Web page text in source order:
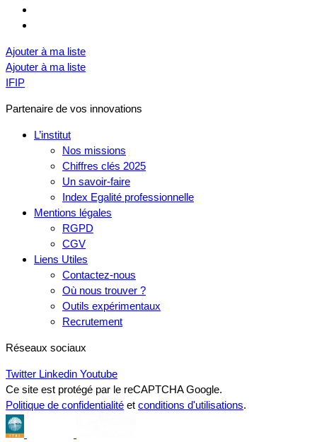
Ajouter à ma liste
Ajouter à ma liste
IFIP
Partenaire de vos innovations
L’institut
Nos missions
Chiffres clés 2025
Un savoir-faire
Index Egalité professionnelle
Mentions légales
RGPD
CGV
Liens Utiles
Contactez-nous
Où nous trouver ?
Outils expérimentaux
Recrutement
Réseaux sociaux
Twitter Linkedin Youtube
Ce site est protégé par le reCAPTCHA Google.
Politique de confidentialité et conditions d'utilisations.